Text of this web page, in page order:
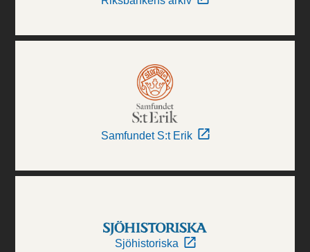
Samfundet S:t Erik
Sjöhistoriska